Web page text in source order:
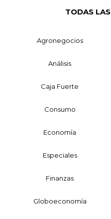
TODAS
Agronegocios
Análisis
Caja Fuerte
Consumo
Economía
Especiales
Finanzas
Globoeconomía